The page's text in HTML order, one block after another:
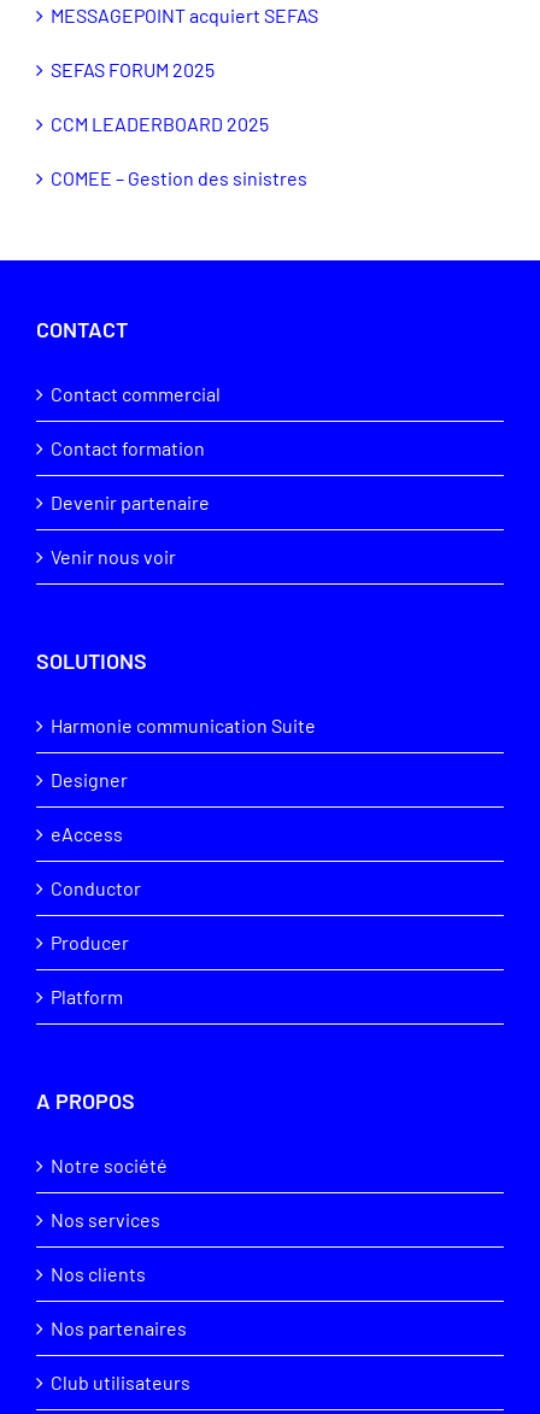
MESSAGEPOINT acquiert SEFAS
SEFAS FORUM 2025
CCM LEADERBOARD 2025
COMEE – Gestion des sinistres
CONTACT
Contact commercial
Contact formation
Devenir partenaire
Venir nous voir
SOLUTIONS
Harmonie communication Suite
Designer
eAccess
Conductor
Producer
Platform
A PROPOS
Notre société
Nos services
Nos clients
Nos partenaires
Club utilisateurs